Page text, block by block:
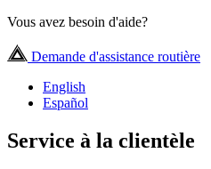
Vous avez besoin d'aide?
Demande d'assistance routière
English
Español
Service à la clientèle